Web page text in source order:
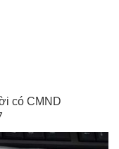
có CMND